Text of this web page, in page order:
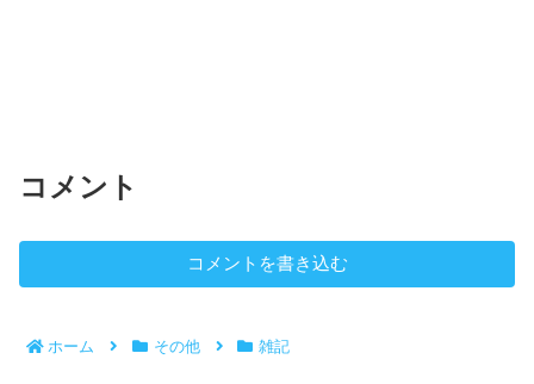
コメント
コメントを書き込む
ホーム その他 雑記